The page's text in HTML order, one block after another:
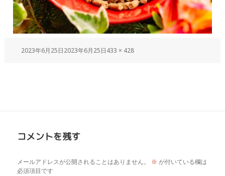
2023年6月25日2023年6月25日433 × 428
コメントを残す
メールアドレスが公開されることはありません。 ※ が付いている欄は
必須項目です